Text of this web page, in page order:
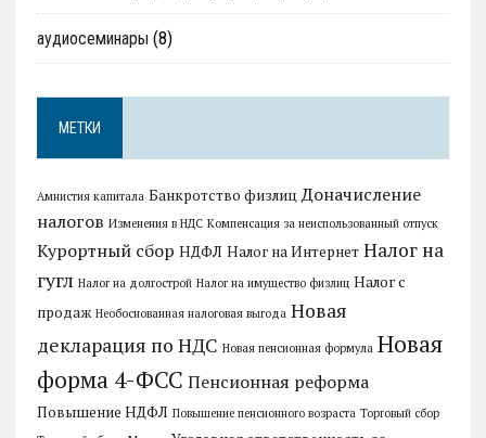
аудиосеминары (8)
МЕТКИ
Амнистия капитала Банкротство физлиц Доначисление
налогов Изменения в НДС Компенсация за неиспользованный отпуск
Курортный сбор НДФЛ Налог на Интернет Налог на
гугл Налог на долгострой Налог на имущество физлиц Налог с
продаж Необоснованная налоговая выгода Новая
декларация по НДС Новая пенсионная формула Новая
форма 4-ФСС Пенсионная реформа
Повышение НДФЛ Повышение пенсионного возраста Торговый сбор